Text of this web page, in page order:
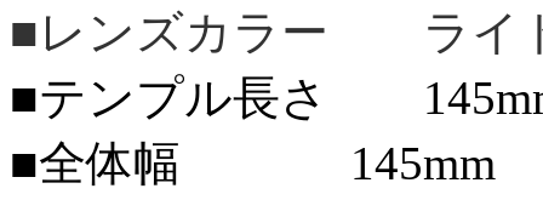
■レンズカラー ライ
■テンプル長さ
■全体幅 145mm